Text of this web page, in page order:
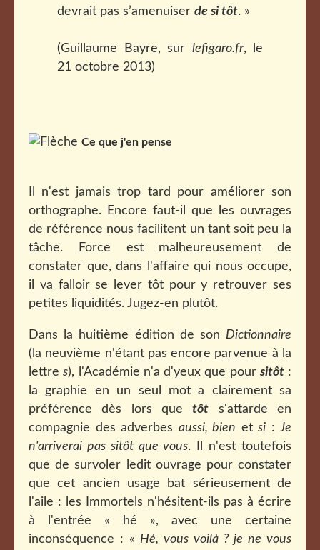
devrait pas s’amenuiser de si tôt. »
(Guillaume Bayre, sur lefigaro.fr, le
21 octobre 2013)
Ce que j'en pense
Il n'est jamais trop tard pour améliorer son
orthographe. Encore faut-il que les ouvrages
de référence nous facilitent un tant soit peu la
tâche. Force est malheureusement de
constater que, dans l'affaire qui nous occupe,
il va falloir se lever tôt pour y retrouver ses
petites liquidités. Jugez-en plutôt.
Dans la huitième édition de son Dictionnaire
(la neuvième n'étant pas encore parvenue à la
lettres), l'Académie n'a d'yeux que pour sitôt:
la graphie en un seul mot a clairement sa
préférence dès lors quetôt s'attarde en
compagnie des adverbes aussi, bien et si :Je
n'arriverai pas sitôt que vous. Il n'est toutefois
que de survoler ledit ouvrage pour constater
que cet ancien usage bat sérieusement de
l'aile : les Immortels n'hésitent-ils pas à écrire
à l'entrée « hé », avec une certaine
inconséquence : « Hé, vous voilà ? je ne vous